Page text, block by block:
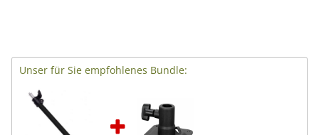
Unser für Sie empfohlenes Bundle: